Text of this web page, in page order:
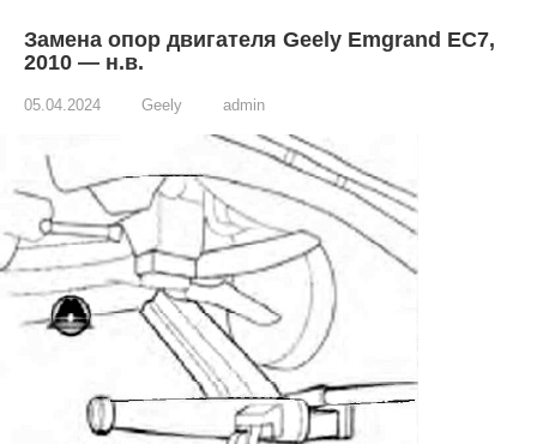
Замена опор двигателя Geely Emgrand EC7,
2010 — н.в.
05.04.2024 Geely admin